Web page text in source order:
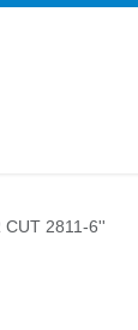
CUT 2811-6''